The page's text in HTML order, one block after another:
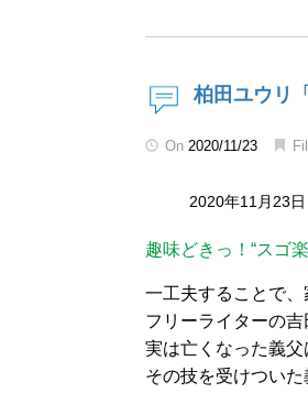
柏田ユウリ
On 2020/11/23
2020年11月23
趣味どきっ！“スゴ
一工夫することで、
フリーライターの
実は亡くなった義父
その技を受けつい